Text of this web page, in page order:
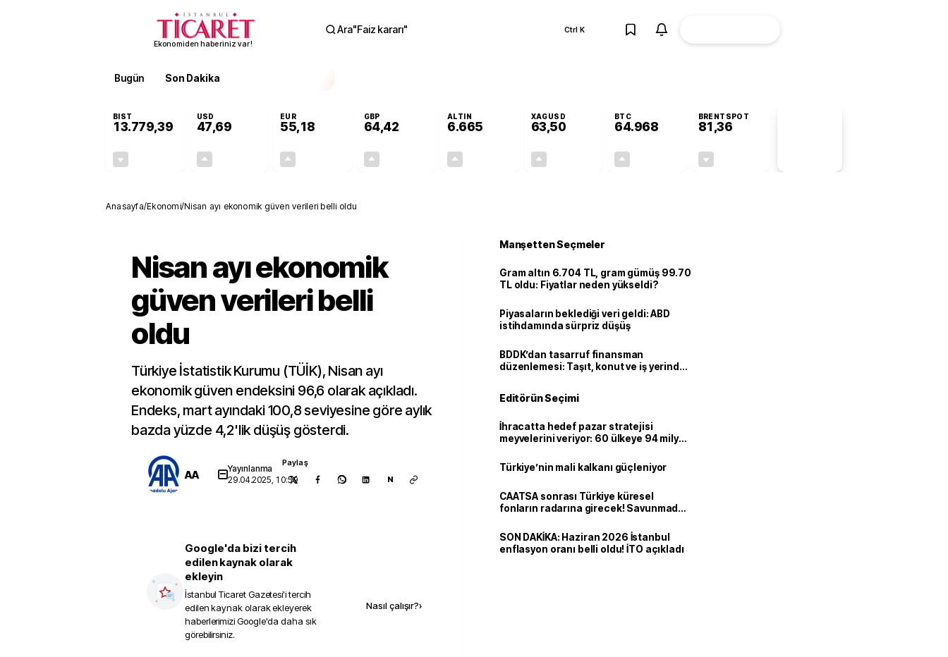
Ekonomiden haberiniz var!
Ara"Faiz kararı" Ctrl K
Bugün Son Dakika
BIST
13.779,39
USD
47,69
EUR
55,18
GBP
64,42
ALTIN
6.665
XAGUSD
63,50
BTC
64.968
BRENTSPOT
81,36
Anasayfa/Ekonomi/Nisan ayı ekonomik güven verileri belli oldu
Nisan ayı ekonomik
güven verileri belli
oldu
Türkiye İstatistik Kurumu (TÜİK), Nisan ayı
ekonomik güven endeksini 96,6 olarak açıkladı.
Endeks, mart ayındaki 100,8 seviyesine göre aylık
bazda yüzde 4,2'lik düşüş gösterdi.
AA
Yayınlanma
29.04.2025, 10:59
Paylaş
N
Google'da bizi tercih
edilen kaynak olarak
ekleyin
İstanbul Ticaret Gazetesi'i tercih
edilen kaynak olarak ekleyerek
haberlerimizi Google'da daha sık
görebilirsiniz.
Nasıl çalışır?›
Manşetten Seçmeler
Gram altın 6.704 TL, gram gümüş 99.70
TL oldu: Fiyatlar neden yükseldi?
Piyasaların beklediği veri geldi: ABD
istihdamında sürpriz düşüş
BDDK’dan tasarruf finansman
düzenlemesi: Taşıt, konut ve iş yerinde
Editörün Seçimi
İhracatta hedef pazar stratejisi
meyvelerini veriyor: 60 ülkeye 94 milyar
Türkiye’nin mali kalkanı güçleniyor
CAATSA sonrası Türkiye küresel
fonların radarına girecek! Savunmadan
SON DAKİKA: Haziran 2026 İstanbul
enflasyon oranı belli oldu! İTO açıkladı